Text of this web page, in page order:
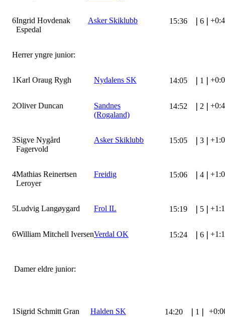
6Ingrid Hovdenak
Espedal
Asker Skiklubb 15:36 6
Herrer yngre junior:
1Karl Oraug Rygh Nydalens SK 14:05 1
2Oliver Duncan
Sandnes
(Rogaland)
14:52 2
3Sigve Nygård
Fagervold
Asker Skiklubb 15:05 3
4Mathias Reinertsen
Leroyer
Freidig 15:06 4
5Ludvig Langøygard Frol IL 15:19 5
6William Mitchell IversenVerdal OK 15:24 6
Damer eldre junior:
1 Sigrid Schmitt Gran Halden SK 14:20 1